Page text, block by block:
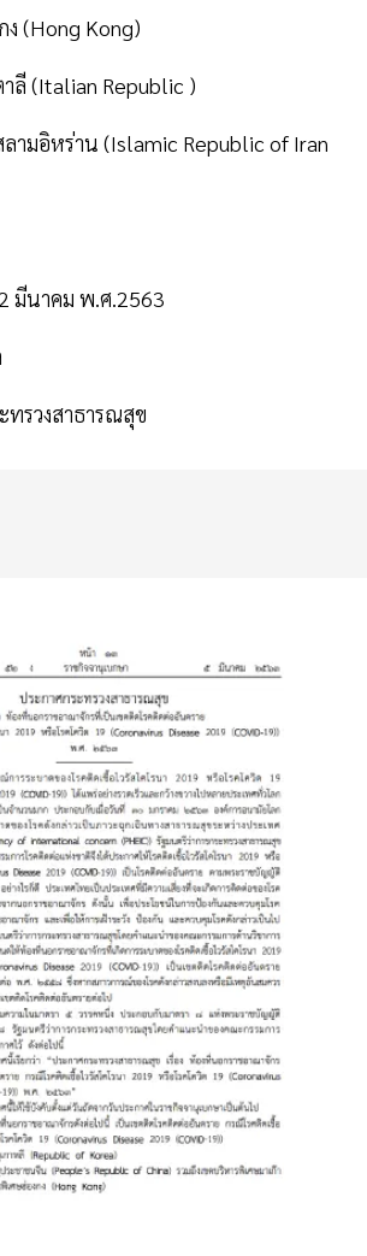
(Hong Kong)
ลี (Italian Republic )
ามอิหร่าน (Islamic Republic of Iran
มีนาคม พ.ศ.2563
ทรวงสาธารณสุข